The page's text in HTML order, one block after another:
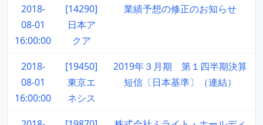
2018-
08-01
16:00:00
[14290]
日本ア
クア
業績予想の修正のお知らせ
2018-
08-01
16:00:00
[19450]
東京エ
ネシス
2019年３月期 第１四半期決算
短信〔日本基準〕（連結）